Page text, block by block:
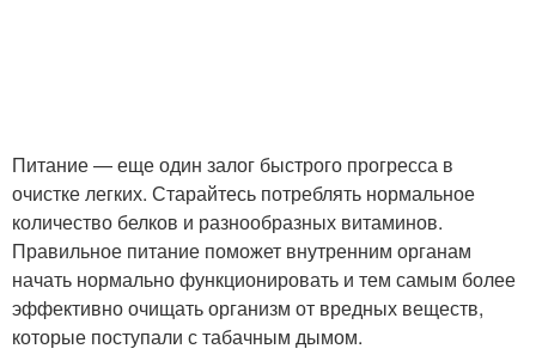
Питание — еще один залог быстрого прогресса в
очистке легких. Старайтесь потреблять нормальное
количество белков и разнообразных витаминов.
Правильное питание поможет внутренним органам
начать нормально функционировать и тем самым более
эффективно очищать организм от вредных веществ,
которые поступали с табачным дымом.